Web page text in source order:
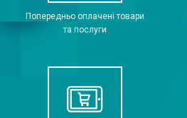
Попередньо оплачені товари
та послуги